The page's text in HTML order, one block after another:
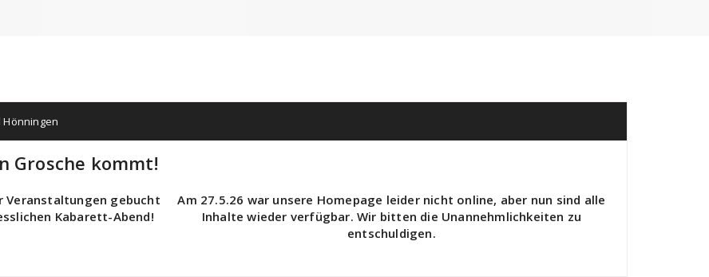
Grosche kommt!
Veranstaltungen gebucht
Kabarett-Abend!
Am 27.5.26 war unsere Homepage leider nicht online, aber nun sind alle
Inhalte wieder verfügbar. Wir bitten die Unannehmlichkeiten zu
entschuldigen.